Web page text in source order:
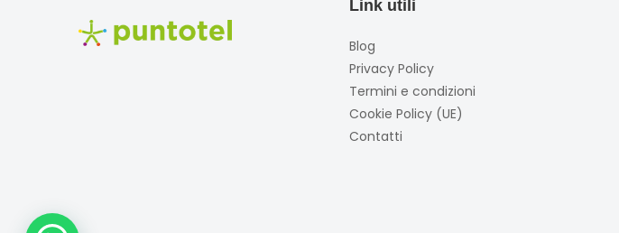
Link utili
Blog
Privacy Policy
Termini e condizioni
Cookie Policy (UE)
Contatti